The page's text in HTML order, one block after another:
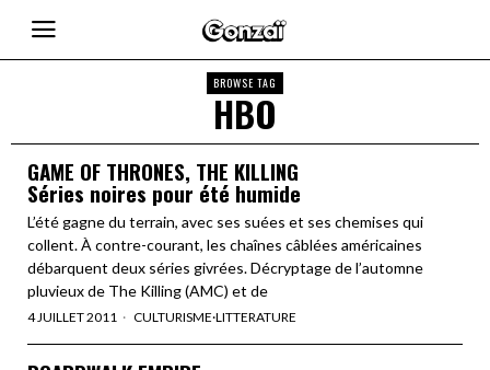
BROWSE TAG
HBO
GAME OF THRONES, THE KILLING
Séries noires pour été humide
L’été gagne du terrain, avec ses suées et ses chemises qui
collent. À contre-courant, les chaînes câblées américaines
débarquent deux séries givrées. Décryptage de l’automne
pluvieux de The Killing (AMC) et de
4 JUILLET 2011 CULTURISME·LITTERATURE